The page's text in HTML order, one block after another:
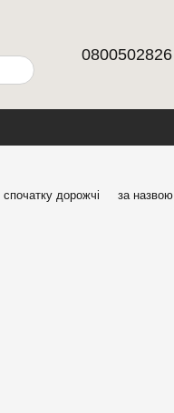
0800502826
спочатку дорожчі за назвою